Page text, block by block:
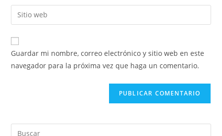
de
usuario
para
comentar
dirección
de
electrónico
para
comentar
Introducí
la
URL
de
Guardar mi nombre, correo electrónico y sitio web en este
navegador para la próxima vez que haga un comentario.